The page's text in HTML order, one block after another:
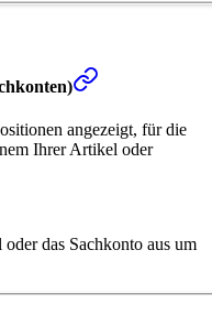
angezeigt, für die
Ihrer Artikel oder
das Sachkonto aus um